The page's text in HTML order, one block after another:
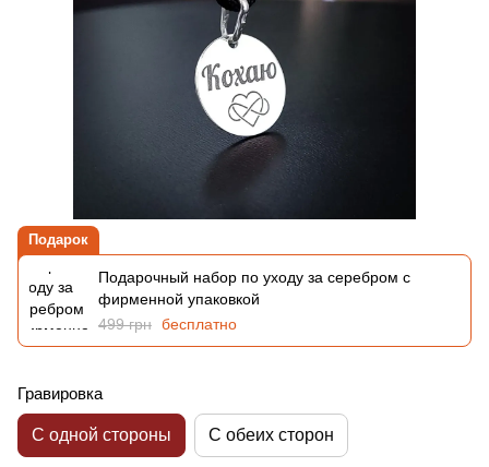
Подарок
Подарочный набор по уходу за серебром с
фирменной упаковкой
499 грн бесплатно
Гравировка
С одной стороны С обеих сторон